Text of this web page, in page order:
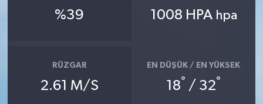
%39 1008 HPA hpa
RÜZGAR
2.61 M/S
EN DÜŞÜK / EN YÜKSEK
18° / 32°